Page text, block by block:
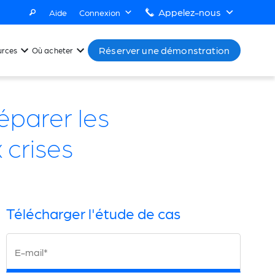
Aide Connexion Appelez-nous
Où acheter Réserver une démonstration
les
Télécharger l'étude de cas
E-mail*